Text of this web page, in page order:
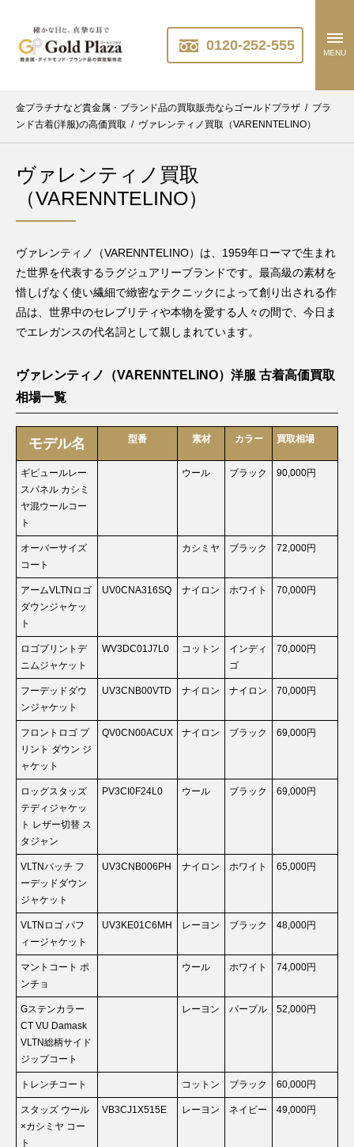
0120-252-555 MENU
金プラチナなど貴金属・ブランド品の買取販売ならゴールドプラザ / ブラ
ンド古着(洋服)の高価買取 / ヴァレンティノ買取（VARENNTELINO）
ヴァレンティノ買取
（VARENNTELINO）
ヴァレンティノ（VARENNTELINO）は、1959年ローマで生まれ
た世界を代表するラグジュアリーブランドです。最高級の素材を
惜しげなく使い繊細で緻密なテクニックによって創り出される作
品は、世界中のセレブリティや本物を愛する人々の間で、今日ま
でエレガンスの代名詞として親しまれています。
ヴァレンティノ（VARENNTELINO）洋服 古着高価買取
相場一覧
モデル名 型番 素材 カラー 買取相場
ギピュールレー
スパネル カシミ
ヤ混ウールコー
ト
ウール ブラック 90,000円
オーバーサイズ
コート
カシミヤ ブラック 72,000円
アームVLTNロゴ
ダウンジャケッ
ト
UV0CNA316SQ ナイロン ホワイト 70,000円
ロゴプリントデ
ニムジャケット
WV3DC01J7L0 コットン
インディ
ゴ
70,000円
フーデッドダウ
ンジャケット
UV3CNB00VTD ナイロン ナイロン 70,000円
フロントロゴ プ
リント ダウン ジ
ャケット
QV0CN00ACUX ナイロン ブラック 69,000円
ロッグスタッズ
テディジャケッ
ト レザー切替 ス
タジャン
PV3CI0F24L0 ウール ブラック 69,000円
VLTNパッチ フ
ーデッドダウン
ジャケット
UV3CNB006PH ナイロン ホワイト 65,000円
VLTNロゴ パフ
ィージャケット
UV3KE01C6MH レーヨン ブラック 48,000円
マントコート ポ
ンチョ
ウール ホワイト 74,000円
Gステンカラー
CT VU Damask
VLTN総柄サイド
ジップコート
レーヨン パープル 52,000円
トレンチコート コットン ブラック 60,000円
スタッズ ウール
×カシミヤ コー
ト
VB3CJ1X515E レーヨン ネイビー 49,000円